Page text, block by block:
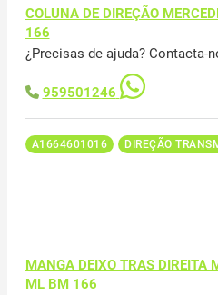
COLUNA DE DIREÇÃO
166
¿Precisas de ajuda?
959501246
A1664601016 DIREÇÃO
MANGA DEIXO TRAS DIREITA
ML BM 166